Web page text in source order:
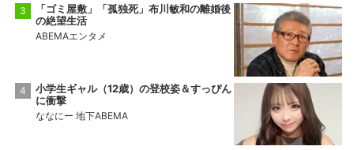
「ゴミ屋敷」「孤独死」布川敏和の離婚後
の絶望生活
ABEMAエンタメ
小学生ギャル（12歳）の登校姿＆すっぴん
に衝撃
ななにー 地下ABEMA